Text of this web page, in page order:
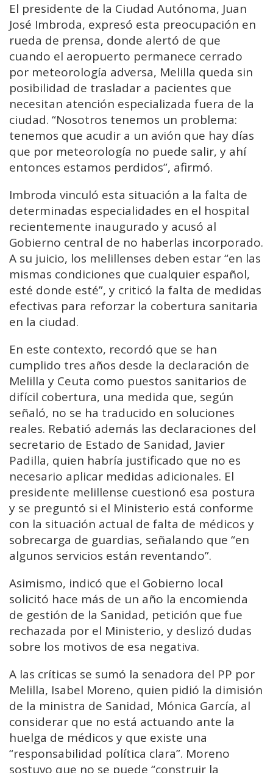
El presidente de la Ciudad Autónoma, Juan
José Imbroda, expresó esta preocupación en
rueda de prensa, donde alertó de que
cuando el aeropuerto permanece cerrado
por meteorología adversa, Melilla queda sin
posibilidad de trasladar a pacientes que
necesitan atención especializada fuera de la
ciudad. “Nosotros tenemos un problema:
tenemos que acudir a un avión que hay días
que por meteorología no puede salir, y ahí
entonces estamos perdidos”, afirmó.
Imbroda vinculó esta situación a la falta de
determinadas especialidades en el hospital
recientemente inaugurado y acusó al
Gobierno central de no haberlas incorporado.
A su juicio, los melillenses deben estar “en las
mismas condiciones que cualquier español,
esté donde esté”, y criticó la falta de medidas
efectivas para reforzar la cobertura sanitaria
en la ciudad.
En este contexto, recordó que se han
cumplido tres años desde la declaración de
Melilla y Ceuta como puestos sanitarios de
difícil cobertura, una medida que, según
señaló, no se ha traducido en soluciones
reales. Rebatió además las declaraciones del
secretario de Estado de Sanidad, Javier
Padilla, quien habría justificado que no es
necesario aplicar medidas adicionales. El
presidente melillense cuestionó esa postura
y se preguntó si el Ministerio está conforme
con la situación actual de falta de médicos y
sobrecarga de guardias, señalando que “en
algunos servicios están reventando”.
Asimismo, indicó que el Gobierno local
solicitó hace más de un año la encomienda
de gestión de la Sanidad, petición que fue
rechazada por el Ministerio, y deslizó dudas
sobre los motivos de esa negativa.
A las críticas se sumó la senadora del PP por
Melilla, Isabel Moreno, quien pidió la dimisión
de la ministra de Sanidad, Mónica García, al
considerar que no está actuando ante la
huelga de médicos y que existe una
“responsabilidad política clara”. Moreno
sostuvo que no se puede “construir la